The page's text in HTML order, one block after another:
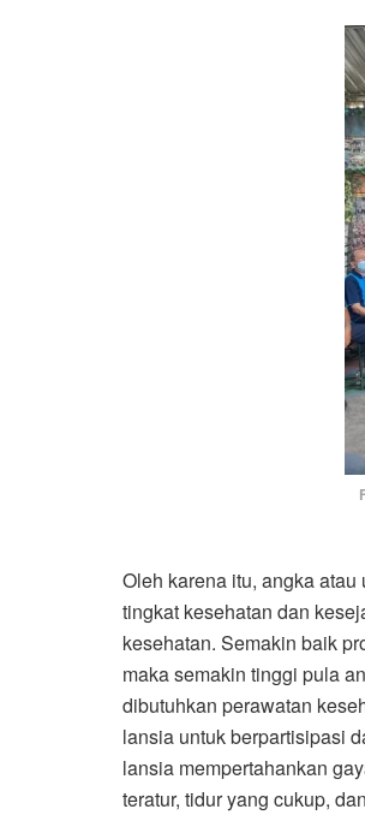
Oleh karena itu, angka
tingkat kesehatan dan
kesehatan. Semakin baik
maka semakin tinggi pula
dibutuhkan perawatan
lansia untuk berpartisipasi
lansia mempertahankan
teratur, tidur yang cukup,